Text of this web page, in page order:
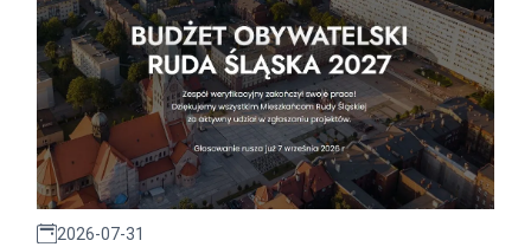
2026-07-31